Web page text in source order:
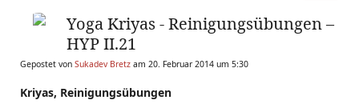
Yoga Kriyas - Reinigungsübungen –
HYP II.21
Gepostet von Sukadev Bretz am 20. Februar 2014 um 5:30
Kriyas, Reinigungsübungen